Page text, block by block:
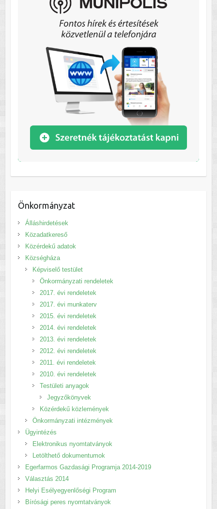
Önkormányzat
Álláshirdetések
Közadatkereső
Közérdekű adatok
Községháza
Képviselő testület
Önkormányzati rendeletek
2017. évi rendeletek
2017. évi munkaterv
2015. évi rendeletek
2014. évi rendeletek
2013. évi rendeletek
2012. évi rendeletek
2011. évi rendeletek
2010. évi rendeletek
Testületi anyagok
Jegyzőkönyvek
Közérdekű közlemények
Önkormányzati intézmények
Ügyintézés
Elektronikus nyomtatványok
Letölthető dokumentumok
Egerfarmos Gazdasági Programja 2014-2019
Választás 2014
Helyi Esélyegyenlőségi Program
Bírósági peres nyomtatványok